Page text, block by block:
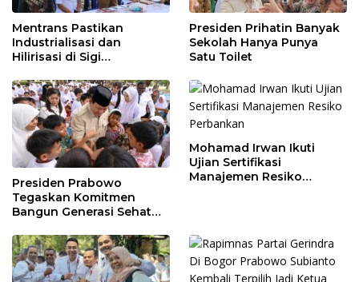
Mentrans Pastikan
Industrialisasi dan
Hilirisasi di Sigi
Perekonomian Daerah
Presiden Prihatin Banyak
Sekolah Hanya Punya
Satu Toilet
Presiden Prabowo
Tegaskan Komitmen
Bangun Generasi Sehat
Mohamad Irwan Ikuti
Ujian Sertifikasi
Manajemen Resiko